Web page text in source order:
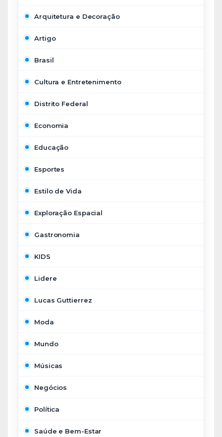
Arquitetura e Decoração
Artigo
Brasil
Cultura e Entretenimento
Distrito Federal
Economia
Educação
Esportes
Estilo de Vida
Exploração Espacial
Gastronomia
KIDS
Lidere
Lucas Guttierrez
Moda
Mundo
Músicas
Negócios
Política
Saúde e Bem-Estar